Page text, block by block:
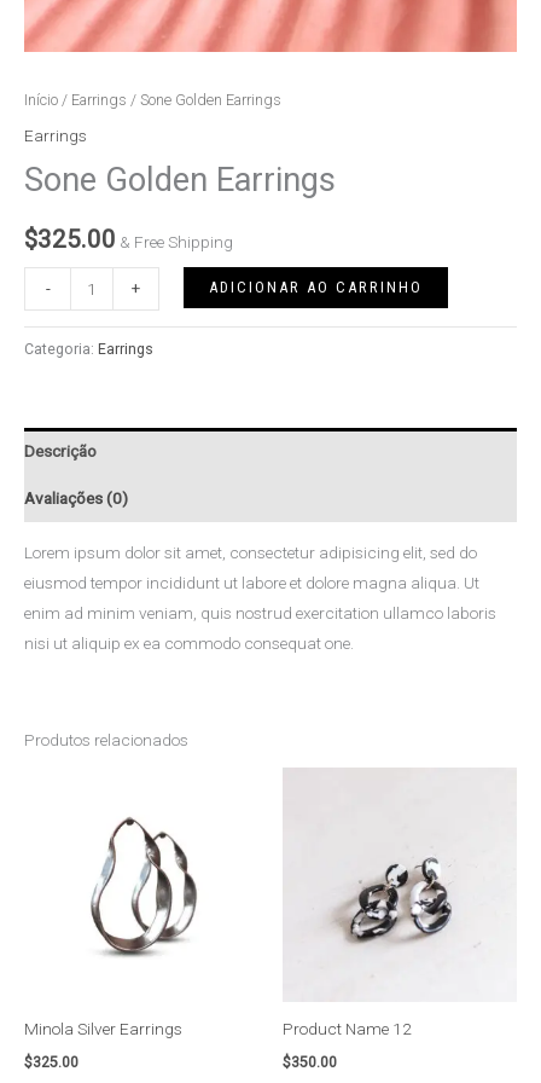
Início / Earrings / Sone Golden Earrings
Earrings
Sone Golden Earrings
$325.00 & Free Shipping
- + ADICIONAR AO CARRINHO
Categoria: Earrings
Descrição
Avaliações (0)
Lorem ipsum dolor sit amet, consectetur adipisicing elit, sed do
eiusmod tempor incididunt ut labore et dolore magna aliqua. Ut
enim ad minim veniam, quis nostrud exercitation ullamco laboris
nisi ut aliquip ex ea commodo consequat one.
Produtos relacionados
Minola Silver Earrings
$325.00
Product Name 12
$350.00